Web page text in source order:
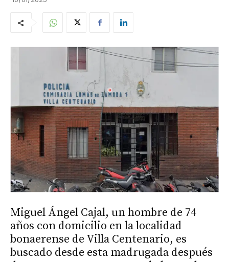
Miguel Ángel Cajal, un hombre de 74
años con domicilio en la localidad
bonaerense de Villa Centenario, es
buscado desde esta madrugada después